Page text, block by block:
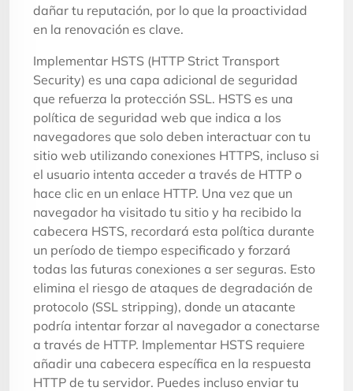
dañar tu reputación, por lo que la proactividad
en la renovación es clave.
Implementar HSTS (HTTP Strict Transport
Security) es una capa adicional de seguridad
que refuerza la protección SSL. HSTS es una
política de seguridad web que indica a los
navegadores que solo deben interactuar con tu
sitio web utilizando conexiones HTTPS, incluso si
el usuario intenta acceder a través de HTTP o
hace clic en un enlace HTTP. Una vez que un
navegador ha visitado tu sitio y ha recibido la
cabecera HSTS, recordará esta política durante
un período de tiempo especificado y forzará
todas las futuras conexiones a ser seguras. Esto
elimina el riesgo de ataques de degradación de
protocolo (SSL stripping), donde un atacante
podría intentar forzar al navegador a conectarse
a través de HTTP. Implementar HSTS requiere
añadir una cabecera específica en la respuesta
HTTP de tu servidor. Puedes incluso enviar tu